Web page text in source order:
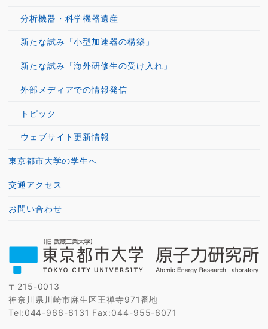
分析機器・科学機器遺産
新たな試み「小型加速器の構築」
新たな試み「海外研修生の受け入れ」
外部メディアでの情報発信
トピック
ウェブサイト更新情報
東京都市大学の学生へ
交通アクセス
お問い合わせ
〒215-0013
神奈川県川崎市麻生区王禅寺971番地
Tel:044-966-6131 Fax:044-955-6071